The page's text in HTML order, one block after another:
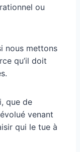
ou
nous mettons
qu’il doit
que de
venant
qui le tue à